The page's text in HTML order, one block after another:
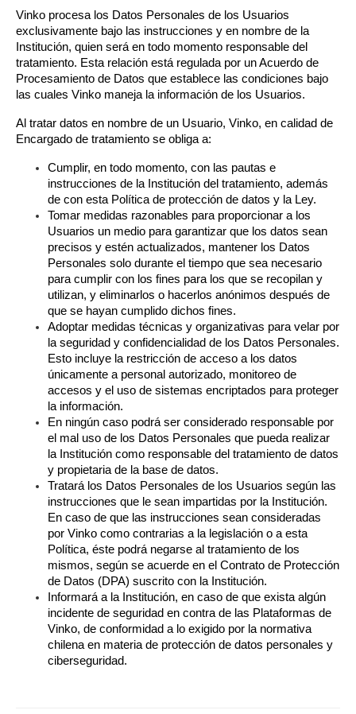
Vinko procesa los Datos Personales de los Usuarios
exclusivamente bajo las instrucciones y en nombre de la
Institución, quien será en todo momento responsable del
tratamiento. Esta relación está regulada por un Acuerdo de
Procesamiento de Datos que establece las condiciones bajo
las cuales Vinko maneja la información de los Usuarios.
Al tratar datos en nombre de un Usuario, Vinko, en calidad de
Encargado de tratamiento se obliga a:
Cumplir, en todo momento, con las pautas e
instrucciones de la Institución del tratamiento, además
de con esta Política de protección de datos y la Ley.
Tomar medidas razonables para proporcionar a los
Usuarios un medio para garantizar que los datos sean
precisos y estén actualizados, mantener los Datos
Personales solo durante el tiempo que sea necesario
para cumplir con los fines para los que se recopilan y
utilizan, y eliminarlos o hacerlos anónimos después de
que se hayan cumplido dichos fines.
Adoptar medidas técnicas y organizativas para velar por
la seguridad y confidencialidad de los Datos Personales.
Esto incluye la restricción de acceso a los datos
únicamente a personal autorizado, monitoreo de
accesos y el uso de sistemas encriptados para proteger
la información.
En ningún caso podrá ser considerado responsable por
el mal uso de los Datos Personales que pueda realizar
la Institución como responsable del tratamiento de datos
y propietaria de la base de datos.
Tratará los Datos Personales de los Usuarios según las
instrucciones que le sean impartidas por la Institución.
En caso de que las instrucciones sean consideradas
por Vinko como contrarias a la legislación o a esta
Política, éste podrá negarse al tratamiento de los
mismos, según se acuerde en el Contrato de Protección
de Datos (DPA) suscrito con la Institución.
Informará a la Institución, en caso de que exista algún
incidente de seguridad en contra de las Plataformas de
Vinko, de conformidad a lo exigido por la normativa
chilena en materia de protección de datos personales y
ciberseguridad.